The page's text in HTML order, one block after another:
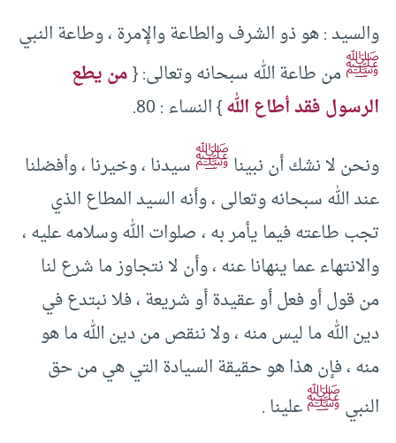
والسيد : هو ذو الشرف والطاعة والإمرة ، وطاعة النبي
ﷺمن طاعة الله سبحانه وتعالى: {من يطع
الرسول فقد أطاع الله} النساء : 80.
ونحن لا نشك أن نبيناﷺسيدنا ، وخيرنا ، وأفضلنا
عند الله سبحانه وتعالى ، وأنه السيد المطاع الذي
تجب طاعته فيما يأمر به ، صلوات الله وسلامه عليه ،
والانتهاء عما ينهانا عنه ، وأن لا نتجاوز ما شرع لنا
من قول أو فعل أو عقيدة أو شريعة ، فلا نبتدع في
دين الله ما ليس منه ، ولا ننقص من دين الله ما هو
منه ، فإن هذا هو حقيقة السيادة التي هي من حق
النبيﷺعلينا .